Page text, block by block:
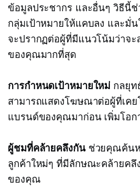
ข้อมูลประชากร และอื่นๆ วิธีนี้
กลุ่มเป้าหมายให้แคบลง และมั่
จะปรากฏต่อผู้ที่มีแนวโน้มว่าจ
ของคุณมากที่สุด
การกำหนดเป้าหมายใหม่ กลยุ
สามารถแสดงโฆษณาต่อผู้ที่เค
แบรนด์ของคุณมาก่อน เพิ่มโอก
ผู้ชมที่คล้ายคลึงกันช่วยคุณค้นห
ลูกค้าใหม่ๆ ที่มีลักษณะคล้ายค
ของคุณ